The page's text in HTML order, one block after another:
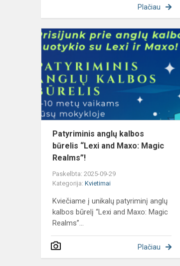
Plačiau
Patyriminis anglų kalbos
būrelis “Lexi and Maxo: Magic
Realms”!
Paskelbta: 2025-09-29
Kategorija: Kvietimai
Kviečiame į unikalų patyriminį anglų
kalbos būrelį “Lexi and Maxo: Magic
Realms”...
Plačiau